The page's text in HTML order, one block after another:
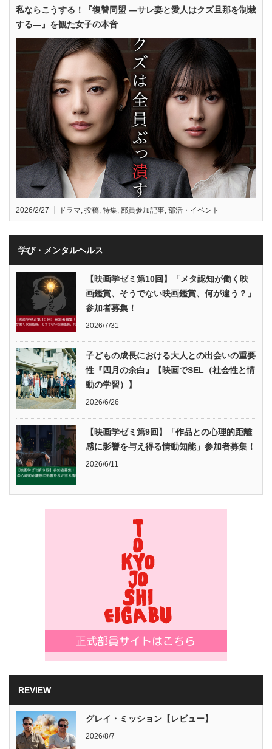
私ならこうする！『復讐同盟 —サレ妻と愛人はクズ旦那を制裁
する—』を観た女子の本音
2026/2/27 ドラマ, 投稿, 特集, 部員参加記事, 部活・イベント
学び・メンタルヘルス
【映画学ゼミ第10回】「メタ認知が働く映
画鑑賞、そうでない映画鑑賞、何が違う？」
参加者募集！
2026/7/31
子どもの成長における大人との出会いの重要
性『四月の余白』【映画でSEL（社会性と情
動の学習）】
2026/6/26
【映画学ゼミ第9回】「作品との心理的距離
感に影響を与え得る情動知能」参加者募集！
2026/6/11
REVIEW
グレイ・ミッション【レビュー】
2026/8/7